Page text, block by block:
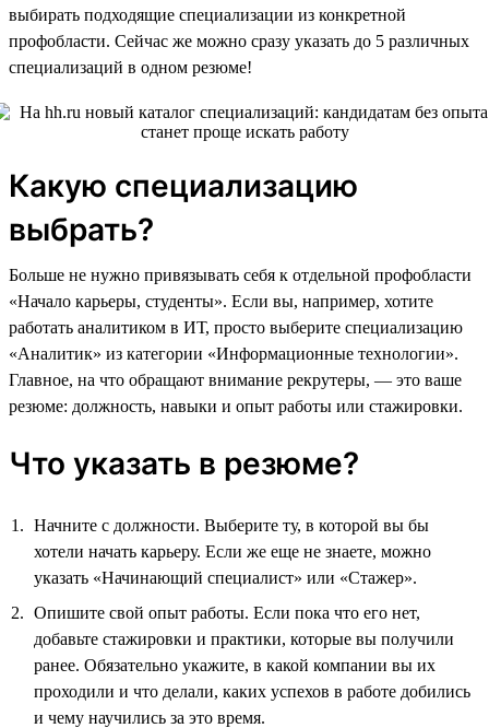
выбирать подходящие специализации из конкретной
профобласти. Сейчас же можно сразу указать до 5 различных
специализаций в одном резюме!
Какую специализацию
выбрать?
Больше не нужно привязывать себя к отдельной профобласти
«Начало карьеры, студенты». Если вы, например, хотите
работать аналитиком в ИТ, просто выберите специализацию
«Аналитик» из категории «Информационные технологии».
Главное, на что обращают внимание рекрутеры, — это ваше
резюме: должность, навыки и опыт работы или стажировки.
Что указать в резюме?
Начните с должности. Выберите ту, в которой вы бы
хотели начать карьеру. Если же еще не знаете, можно
указать «Начинающий специалист» или «Стажер».
Опишите свой опыт работы. Если пока что его нет,
добавьте стажировки и практики, которые вы получили
ранее. Обязательно укажите, в какой компании вы их
проходили и что делали, каких успехов в работе добились
и чему научились за это время.